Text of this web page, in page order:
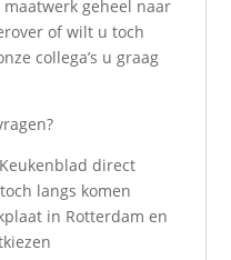
geheel naar
of wilt u toch
collega’s u graag
direct
langs komen
in Rotterdam en